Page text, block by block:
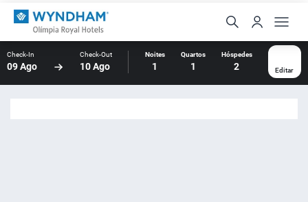
Check-In
09 Ago
Check-Out
10 Ago
Noites
1
Quartos
1
Hóspedes
2 Editar